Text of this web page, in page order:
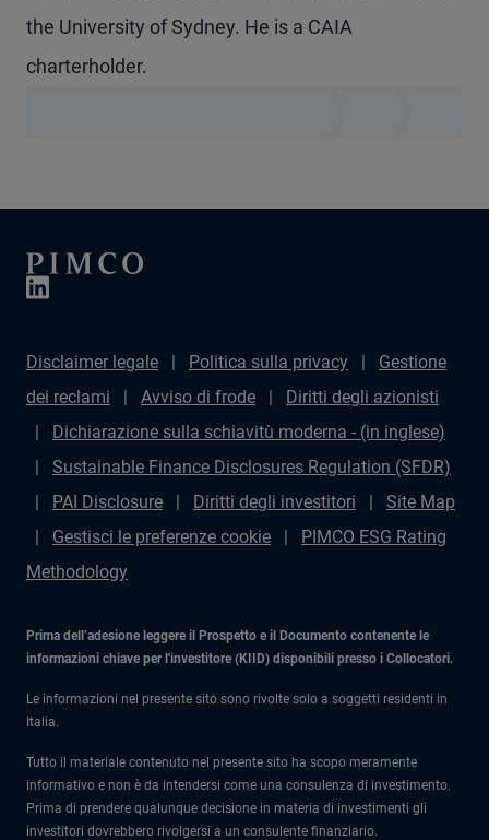
the University of Sydney. He is a CAIA
charterholder.
Disclaimer legale Politica sulla privacy
Gestione
dei reclami
Avviso di frode
Diritti degli azionisti
Dichiarazione sulla schiavitù moderna - (in inglese)
Sustainable Finance Disclosures Regulation (SFDR)
PAI Disclosure
Diritti degli investitori
Site Map
Gestisci le preferenze cookie
PIMCO ESG Rating
Methodology
Prima dell’adesione leggere il Prospetto e il Documento contenente le
informazioni chiave per l'investitore (KIID) disponibili presso i Collocatori.
Le informazioni nel presente sito sono rivolte solo a soggetti residenti in
Italia.
Tutto il materiale contenuto nel presente sito ha scopo meramente
informativo e non è da intendersi come una consulenza di investimento.
Prima di prendere qualunque decisione in materia di investimenti gli
investitori dovrebbero rivolgersi a un consulente finanziario.